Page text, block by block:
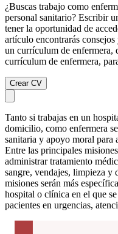
¿Buscas trabajo como
personal sanitario? Escribir
tener la oportunidad de
artículo encontrarás
un currículum de enfermera,
currículum de enfermera,
Crear CV
Tanto si trabajas en un
domicilio, como enfermera
sanitaria y apoyo moral para
Entre las principales
administrar tratamiento
sangre, vendajes, limpieza y
misiones serán más
hospital o clínica en el que
pacientes en urgencias,